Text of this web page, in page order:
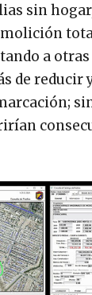
sin
a
de reducir